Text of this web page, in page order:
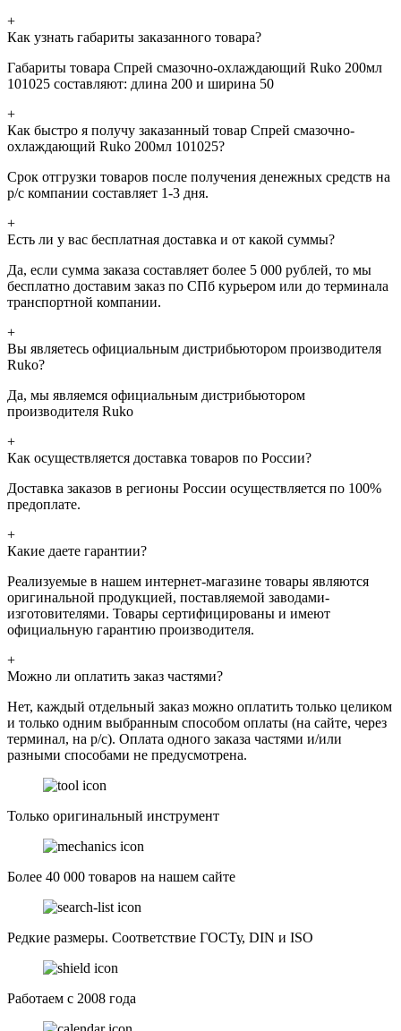
+
Как узнать габариты заказанного товара?
Габариты товара Спрей смазочно-охлаждающий Ruko 200мл
101025 составляют: длина 200 и ширина 50
+
Как быстро я получу заказанный товар Спрей смазочно-
охлаждающий Ruko 200мл 101025?
Срок отгрузки товаров после получения денежных средств на
р/с компании составляет 1-3 дня.
+
Есть ли у вас бесплатная доставка и от какой суммы?
Да, если сумма заказа составляет более 5 000 рублей, то мы
бесплатно доставим заказ по СПб курьером или до терминала
транспортной компании.
+
Вы являетесь официальным дистрибьютором производителя
Ruko?
Да, мы являемся официальным дистрибьютором
производителя Ruko
+
Как осуществляется доставка товаров по России?
Доставка заказов в регионы России осуществляется по 100%
предоплате.
+
Какие даете гарантии?
Реализуемые в нашем интернет-магазине товары являются
оригинальной продукцией, поставляемой заводами-
изготовителями. Товары сертифицированы и имеют
официальную гарантию производителя.
+
Можно ли оплатить заказ частями?
Нет, каждый отдельный заказ можно оплатить только целиком
и только одним выбранным способом оплаты (на сайте, через
терминал, на р/с). Оплата одного заказа частями и/или
разными способами не предусмотрена.
Только оригинальный инструмент
Более 40 000 товаров на нашем сайте
Редкие размеры. Соответствие ГОСТу, DIN и ISO
Работаем с 2008 года